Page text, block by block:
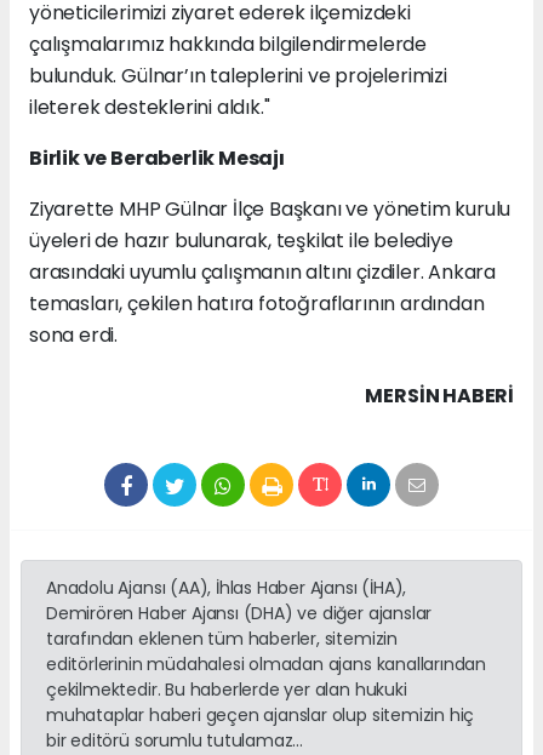
yöneticilerimizi ziyaret ederek ilçemizdeki
çalışmalarımız hakkında bilgilendirmelerde
bulunduk. Gülnar’ın taleplerini ve projelerimizi
ileterek desteklerini aldık."
Birlik ve Beraberlik Mesajı
Ziyarette MHP Gülnar İlçe Başkanı ve yönetim kurulu
üyeleri de hazır bulunarak, teşkilat ile belediye
arasındaki uyumlu çalışmanın altını çizdiler. Ankara
temasları, çekilen hatıra fotoğraflarının ardından
sona erdi.
MERSIN HABERİ
Anadolu Ajansı (AA), İhlas Haber Ajansı (İHA),
Demirören Haber Ajansı (DHA) ve diğer ajanslar
tarafından eklenen tüm haberler, sitemizin
editörlerinin müdahalesi olmadan ajans kanallarından
çekilmektedir. Bu haberlerde yer alan hukuki
muhataplar haberi geçen ajanslar olup sitemizin hiç
bir editörü sorumlu tutulamaz...